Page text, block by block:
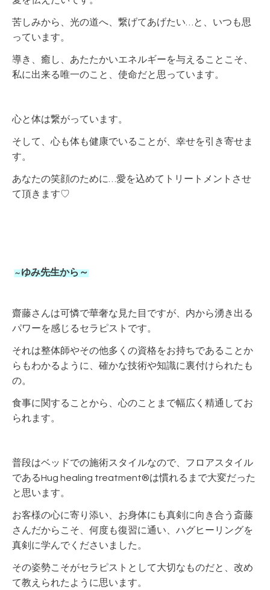
苦しみから、光の道へ、繋げてあげたい…と、いつも思
っています。
導き、癒し、あたたかいエネルギーを与えることこそ、
私に出来る唯一のこと、使命だと思っています。
心と体は繋がっています。
そして、心も体も健康でいることが、幸せを引き寄せま
す。
あなたの笑顔のために…愛を込めてトリートメントさせ
て頂きます♡
～ゆみ先生から～
齋藤さんは可憐で華奢な見た目ですが、内から湧き出る
パワーを感じるセラピストです。
それは整体師やその他多くの資格をお持ちであることか
らもわかるように、確かな技術や知識に裏付けられたも
の。
食事に関することから、心のことまで幅広く精通してお
られます。
普段はベッドでの施術スタイルなので、フロアスタイル
であるHug healing treatment®は慣れるまで大変だった
と思います。
お客様の心に寄り添い、お身体にも真剣に向き合う斎藤
さんだからこそ、何度も復習に通い、 ハグヒーリングを
真剣に学んでくださいました。
その姿勢こそがセラピストとして大切なものだと、 改め
て教えられたように思います。